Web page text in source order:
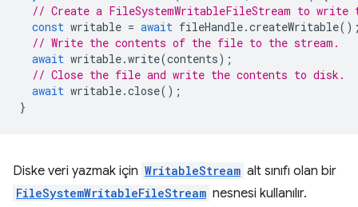
// Create a FileSystemWritableFileStream to write
const writable = await fileHandle.createWritable
// Write the contents of the file to the stream.
await writable.write(contents);
// Close the file and write the contents to disk.
await writable.close();
}
Diske veri yazmak için WritableStream alt sınıfı olan bir
FileSystemWritableFileStream nesnesi kullanılır.